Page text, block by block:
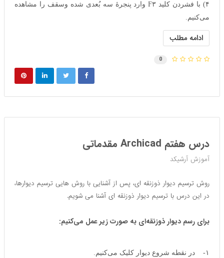
۴) با فشردن کلید F۳ وارد پنجرهٔ سه بُعدی شده وسقف را مشاهده
می‌کنیم.
ادامه مطلب
0
درس هفتم Archicad مقدماتی
آموزش آرشیکد
روش ترسیم دیوار ذوزنقه ای، پس از آشنایی با روش هایی ترسیم دیوارها،
در این درس با ترسیم دیوار ذوزنقه ای آشنا می شویم.
برای رسم دیوار ذوزنقه‌ای به صورت زیر عمل می‌کنیم:
۱- در نقطه شروع دیوار کلیک می‌کنیم.